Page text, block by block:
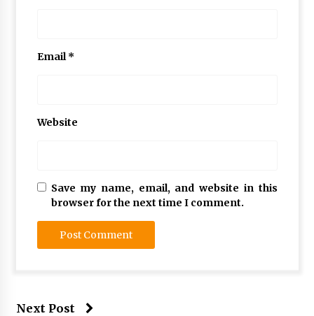
Email*
Website
Save my name, email, and website in this
browser for the next time I comment.
Next Post